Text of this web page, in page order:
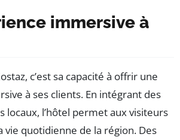
immersive à
c’est sa capacité à offrir une
à ses clients. En intégrant des
locaux, l’hôtel permet aux visiteurs
vie quotidienne de la région. Des